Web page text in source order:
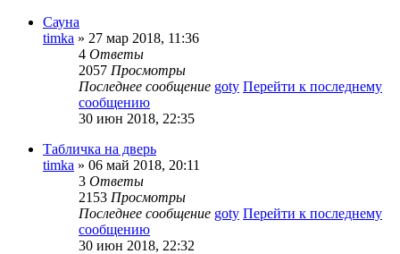
Сауна
timka » 27 мар 2018, 11:36
4 Ответы
2057 Просмотры
Последнее сообщение goty Перейти к последнему
сообщению
30 июн 2018, 22:35
Табличка на дверь
timka » 06 май 2018, 20:11
3 Ответы
2153 Просмотры
Последнее сообщение goty Перейти к последнему
сообщению
30 июн 2018, 22:32